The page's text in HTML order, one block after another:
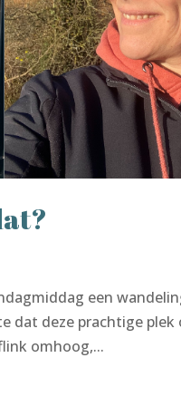
een
dat deze prachtige
omhoog,...